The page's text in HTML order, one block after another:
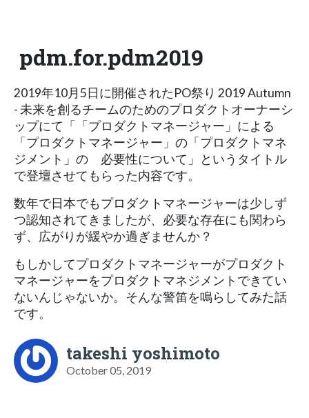
pdm.for.pdm2019
2019年10月5日に開催されたPO祭り 2019 Autumn
- 未来を創るチームのためのプロダクトオーナーシ
ップにて「「プロダクトマネージャー」による
「プロダクトマネージャー」の 「プロダクトマネ
ジメント」の 必要性について」というタイトル
で登壇させてもらった内容です。
数年で日本でもプロダクトマネージャーは少しず
つ認知されてきましたが、必要な存在にも関わら
ず、広がりが緩やか過ぎませんか？
もしかしてプロダクトマネージャーがプロダクト
マネージャーをプロダクトマネジメントできてい
ないんじゃないか。そんな警笛を鳴らしてみた話
です。
takeshi yoshimoto
October 05, 2019